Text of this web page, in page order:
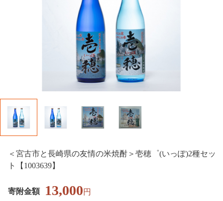
＜宮古市と長崎県の友情の米焼酎＞壱穂゜(いっぽ)2種セッ
ト【1003639】
寄附金額 13,000円